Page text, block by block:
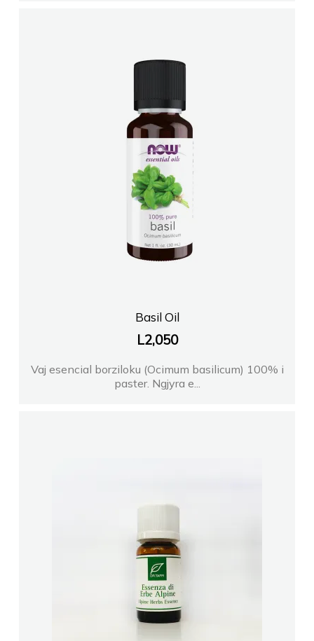
Basil Oil
L2,050
Vaj esencial borziloku (Ocimum basilicum) 100% i
paster. Ngjyra e...